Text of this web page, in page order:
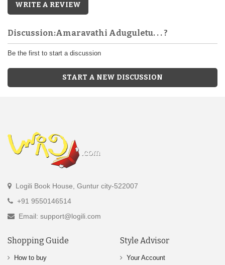
WRITE A REVIEW
Discussion:Amaravathi Aduguletu. . . ?
Be the first to start a discussion
START A NEW DISCUSSION
Logili Book House, Guntur city-522007
+91 9550146514
Email: support@logili.com
Shopping Guide
How to buy
Style Advisor
Your Account